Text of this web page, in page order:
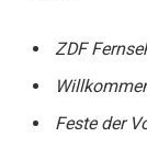
ZDF
Feste der